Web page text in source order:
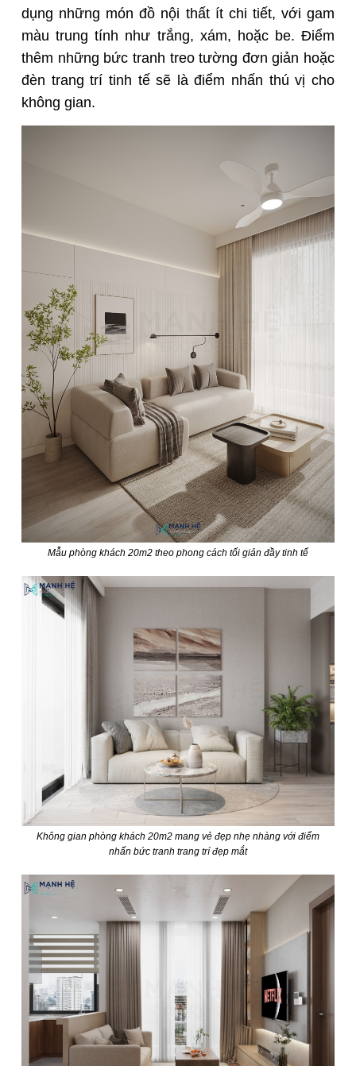
dụng những món đồ nội thất ít chi tiết, với gam
màu trung tính như trắng, xám, hoặc be. Điểm
thêm những bức tranh treo tường đơn giản hoặc
đèn trang trí tinh tế sẽ là điểm nhấn thú vị cho
không gian.
Mẫu phòng khách 20m2 theo phong cách tối giản đầy tinh tế
Không gian phòng khách 20m2 mang vẻ đẹp nhẹ nhàng với điểm
nhấn bức tranh trang trí đẹp mắt